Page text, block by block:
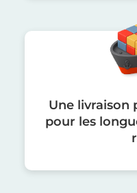
Une livraison
pour les